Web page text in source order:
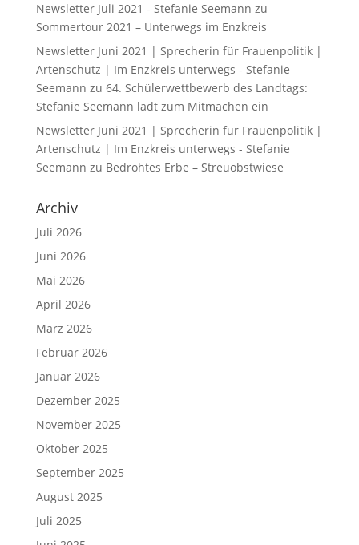
Newsletter Juli 2021 - Stefanie Seemann zu
Sommertour 2021 – Unterwegs im Enzkreis
Newsletter Juni 2021 | Sprecherin für Frauenpolitik |
Artenschutz | Im Enzkreis unterwegs - Stefanie
Seemann zu 64. Schülerwettbewerb des Landtags:
Stefanie Seemann lädt zum Mitmachen ein
Newsletter Juni 2021 | Sprecherin für Frauenpolitik |
Artenschutz | Im Enzkreis unterwegs - Stefanie
Seemann zu Bedrohtes Erbe – Streuobstwiese
Archiv
Juli 2026
Juni 2026
Mai 2026
April 2026
März 2026
Februar 2026
Januar 2026
Dezember 2025
November 2025
Oktober 2025
September 2025
August 2025
Juli 2025